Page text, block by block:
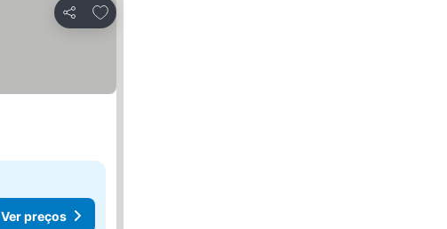
Partilhar
Adicionar aos favoritos
Ver preços